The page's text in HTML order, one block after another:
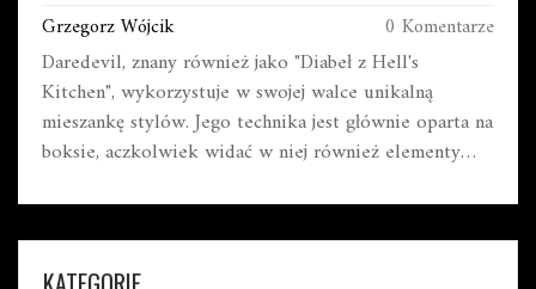
Grzegorz Wójcik 0 Komentarze
Daredevil, znany również jako "Diabeł z Hell's
Kitchen", wykorzystuje w swojej walce unikalną
mieszankę stylów. Jego technika jest głównie oparta na
boksie, aczkolwiek widać w niej również elementy
równowagi, Daredevil jest także biegły w akrobatyce,
co pozwala mu z łatwością unikać ciosów przeciwnika.
Co więcej, Daredevil umiejętnie wykorzystuje swoją